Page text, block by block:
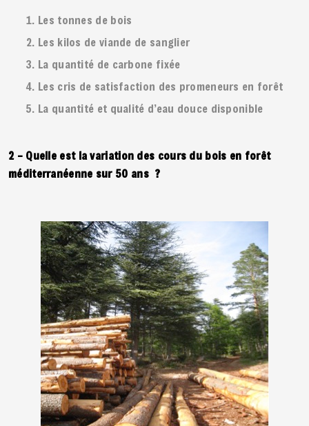
Les tonnes de bois
Les kilos de viande de sanglier
La quantité de carbone fixée
Les cris de satisfaction des promeneurs en forêt
La quantité et qualité d’eau douce disponible
2 – Quelle est la variation des cours du bois en forêt
méditerranéenne sur 50 ans ?